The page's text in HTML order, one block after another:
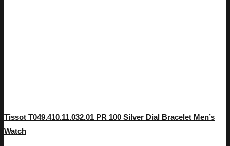
Tissot T049.410.11.032.01 PR 100 Silver Dial Bracelet Men’s
Watch